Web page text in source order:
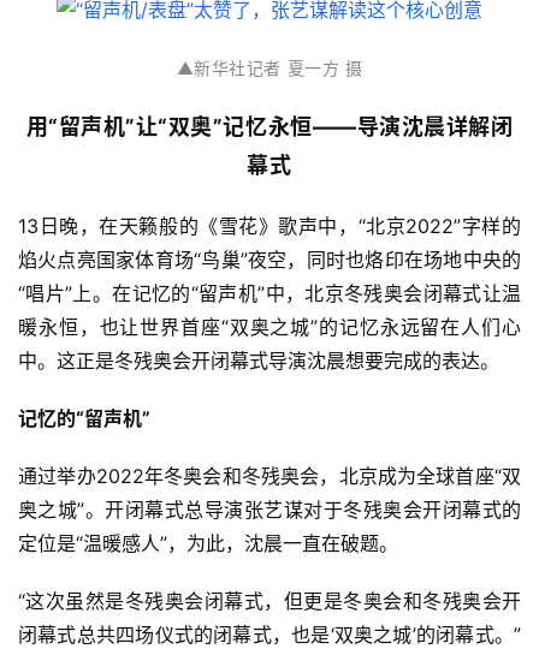
▲新华社记者 夏一方 摄
用“留声机”让“双奥”记忆永恒——导演沈晨详解闭
幕式
13日晚，在天籁般的《雪花》歌声中，“北京2022”字样的
焰火点亮国家体育场“鸟巢”夜空，同时也烙印在场地中央的
“唱片”上。在记忆的“留声机”中，北京冬残奥会闭幕式让温
暖永恒，也让世界首座“双奥之城”的记忆永远留在人们心
中。这正是冬残奥会开闭幕式导演沈晨想要完成的表达。
记忆的“留声机”
通过举办2022年冬奥会和冬残奥会，北京成为全球首座“双
奥之城”。开闭幕式总导演张艺谋对于冬残奥会开闭幕式的
定位是“温暖感人”，为此，沈晨一直在破题。
“这次虽然是冬残奥会闭幕式，但更是冬奥会和冬残奥会开
闭幕式总共四场仪式的闭幕式，也是‘双奥之城’的闭幕式。”